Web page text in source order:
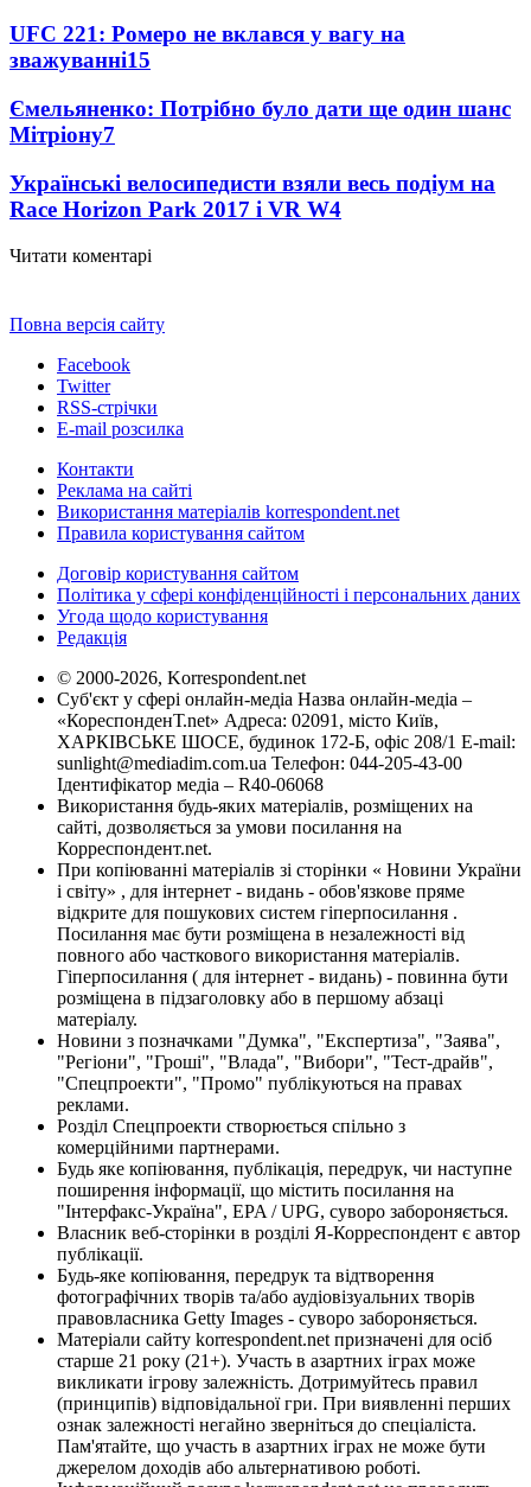
UFC 221: Ромеро не вклався у вагу на
зважуванні15
Ємельяненко: Потрібно було дати ще один шанс
Мітріону7
Українські велосипедисти взяли весь подіум на
Race Horizon Park 2017 і VR W4
Читати коментарі
Повна версія сайту
Facebook
Twitter
RSS-стрічки
E-mail розсилка
Контакти
Реклама на сайті
Використання матеріалів korrespondent.net
Правила користування сайтом
Договір користування сайтом
Політика у сфері конфіденційності і персональних даних
Угода щодо користування
Редакція
© 2000-2026, Korrespondent.net
Суб'єкт у сфері онлайн-медіа Назва онлайн-медіа –
«КореспонденТ.net» Адреса: 02091, місто Київ,
ХАРКІВСЬКЕ ШОСЕ, будинок 172-Б, офіс 208/1 E-mail:
sunlight@mediadim.com.ua Телефон: 044-205-43-00
Ідентифікатор медіа – R40-06068
Використання будь-яких матеріалів, розміщених на
сайті, дозволяється за умови посилання на
Корреспондент.net.
При копіюванні матеріалів зі сторінки « Новини України
і світу» , для інтернет - видань - обов'язкове пряме
відкрите для пошукових систем гіперпосилання .
Посилання має бути розміщена в незалежності від
повного або часткового використання матеріалів.
Гіперпосилання ( для інтернет - видань) - повинна бути
розміщена в підзаголовку або в першому абзаці
матеріалу.
Новини з позначками "Думка", "Експертиза", "Заява",
"Регіони", "Гроші", "Влада", "Вибори", "Тест-драйв",
"Спецпроекти", "Промо" публікуються на правах
реклами.
Розділ Спецпроекти створюється спільно з
комерційними партнерами.
Будь яке копіювання, публікація, передрук, чи наступне
поширення інформації, що містить посилання на
"Інтерфакс-Україна", EPA / UPG, суворо забороняється.
Власник веб-сторінки в розділі Я-Корреспондент є автор
публікації.
Будь-яке копіювання, передрук та відтворення
фотографічних творів та/або аудіовізуальних творів
правовласника Getty Images - суворо забороняється.
Матеріали сайту korrespondent.net призначені для осіб
старше 21 року (21+). Участь в азартних іграх може
викликати ігрову залежність. Дотримуйтесь правил
(принципів) відповідальної гри. При виявленні перших
ознак залежності негайно зверніться до спеціаліста.
Пам'ятайте, що участь в азартних іграх не може бути
джерелом доходів або альтернативою роботі.